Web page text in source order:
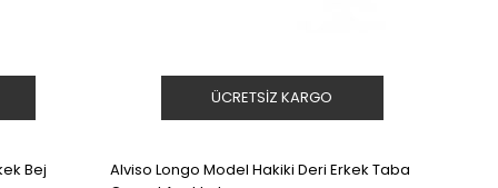
Bej
Alviso Longo Model Hakiki Deri Erkek Taba
ÜCRETSIZ KARGO